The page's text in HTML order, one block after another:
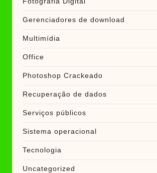
Gerenciadores de download
Multimídia
Office
Photoshop Crackeado
Recuperação de dados
Serviços públicos
Sistema operacional
Tecnologia
Uncategorized